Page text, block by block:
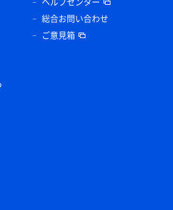
乳
総合お問い合わせ
ご意見箱